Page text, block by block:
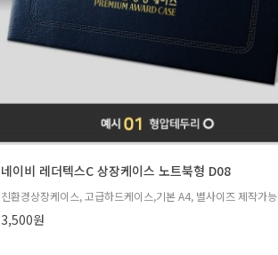
네이비 레더텍스C 상장케이스 노트북형 D08
친환경상장케이스, 고급하드케이스,기본 A4, 별사이즈 제작가능
3,500원